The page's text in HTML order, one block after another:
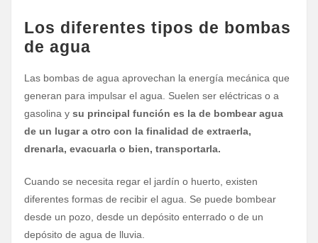
Los diferentes tipos de bombas
de agua
Las bombas de agua aprovechan la energía mecánica que
generan para impulsar el agua. Suelen ser eléctricas o a
gasolina y su principal función es la de bombear agua
de un lugar a otro con la finalidad de extraerla,
drenarla, evacuarla o bien, transportarla.
Cuando se necesita regar el jardín o huerto, existen
diferentes formas de recibir el agua. Se puede bombear
desde un pozo, desde un depósito enterrado o de un
depósito de agua de lluvia.